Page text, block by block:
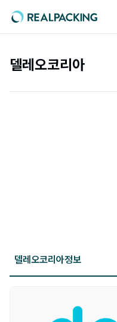
델레오코리아
델레오코리아정보